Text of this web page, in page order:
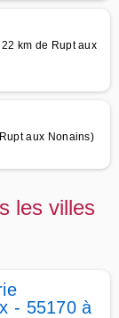
km de Rupt aux
aux Nonains)
les villes
- 55170 à